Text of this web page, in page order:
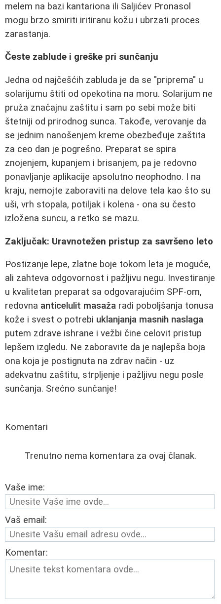
melem na bazi kantariona ili Saljićev Pronasol
mogu brzo smiriti iritiranu kožu i ubrzati proces
zarastanja.
Česte zablude i greške pri sunčanju
Jedna od najčešćih zabluda je da se "priprema" u
solarijumu štiti od opekotina na moru. Solarijum ne
pruža značajnu zaštitu i sam po sebi može biti
štetniji od prirodnog sunca. Takođe, verovanje da
se jednim nanošenjem kreme obezbeđuje zaštita
za ceo dan je pogrešno. Preparat se spira
znojenjem, kupanjem i brisanjem, pa je redovno
ponavljanje aplikacije apsolutno neophodno. I na
kraju, nemojte zaboraviti na delove tela kao što su
uši, vrh stopala, potiljak i kolena - ona su često
izložena suncu, a retko se mazu.
Zaključak: Uravnotežen pristup za savršeno leto
Postizanje lepe, zlatne boje tokom leta je moguće,
ali zahteva odgovornost i pažljivu negu. Investiranje
u kvalitetan preparat sa odgovarajućim SPF-om,
redovna anticelulit masaža radi poboljšanja tonusa
kože i svest o potrebi uklanjanja masnih naslaga
putem zdrave ishrane i vežbi čine celovit pristup
lepšem izgledu. Ne zaboravite da je najlepša boja
ona koja je postignuta na zdrav način - uz
adekvatnu zaštitu, strpljenje i pažljivu negu posle
sunčanja. Srećno sunčanje!
Komentari
Trenutno nema komentara za ovaj članak.
Vaše ime:
Vaš email:
Komentar: